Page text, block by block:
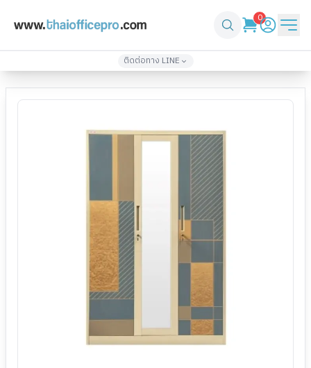
0
ติดต่อทาง LINE
เพิ่มเพื่อน
@thaiofficepro
เพิ่มเพื่อน
thaiofficepro2
เพิ่มเพื่อน
thaiofficepro4
061-330-2424
Skip to main content
Skip to product options
Product Image Gallery
Use arrow keys to navigate between images, Home to